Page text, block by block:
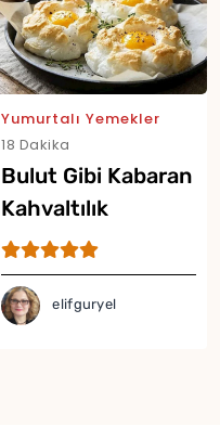
Yumurtalı Yemekler
18 Dakika
Bulut Gibi Kabaran
Kahvaltılık
Yumurta Tarifi
elifguryel